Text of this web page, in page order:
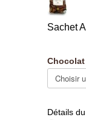
Sachet
Chocolat
Détails